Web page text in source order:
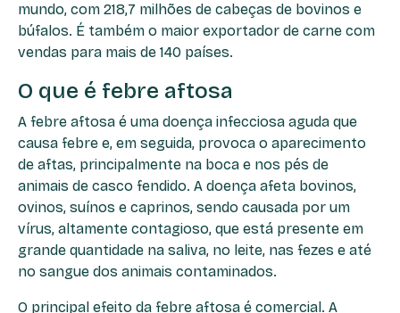
mundo, com 218,7 milhões de cabeças de bovinos e
búfalos. É também o maior exportador de carne com
vendas para mais de 140 países.
O que é febre aftosa
A febre aftosa é uma doença infecciosa aguda que
causa febre e, em seguida, provoca o aparecimento
de aftas, principalmente na boca e nos pés de
animais de casco fendido. A doença afeta bovinos,
ovinos, suínos e caprinos, sendo causada por um
vírus, altamente contagioso, que está presente em
grande quantidade na saliva, no leite, nas fezes e até
no sangue dos animais contaminados.
O principal efeito da febre aftosa é comercial. A